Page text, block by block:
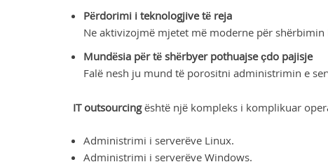
Përdorimi i teknologjive të reja
Ne aktivizojmë mjetet më moderne për shërbimin
Mundësia për të shërbyer pothuajse çdo pajisje
Falë nesh ju mund të porositni administrimin e
IT outsourcingështë një kompleks i komplikuar
Administrimi i serverëve Linux.
Administrimi i serverëve Windows.